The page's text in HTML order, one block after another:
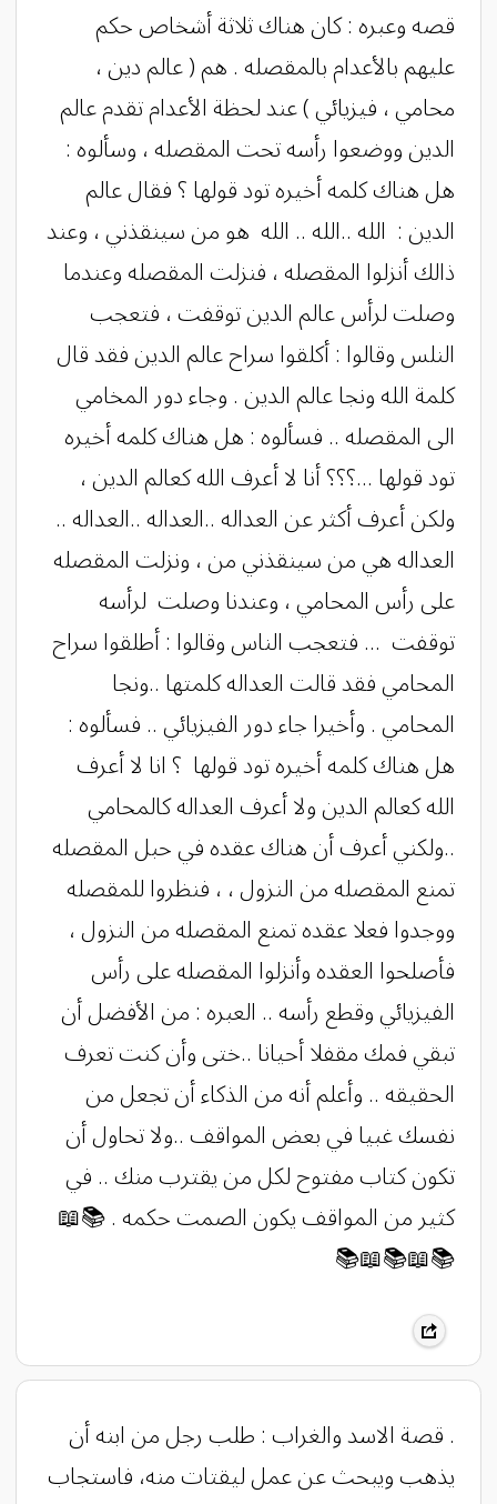
قصه وعبره : كان هناك ثلاثة أشخاص حكم
عليهم بالأعدام بالمقصله . هم ( عالم دين ،
محامي ، فيزيائي ) عند لحظة الأعدام تقدم عالم
الدين ووضعوا رأسه تحت المقصله ، وسألوه :
هل هناك كلمه أخيره تود قولها ؟ فقال عالم
الدين : الله ..الله .. الله هو من سينقذني ، وعند
ذالك أنزلوا المقصله ، فنزلت المقصله وعندما
وصلت لرأس عالم الدين توقفت ، فتعجب
النلس وقالوا : أكلقوا سراح عالم الدين فقد قال
كلمة الله ونجا عالم الدين . وجاء دور المخامي
الى المقصله .. فسألوه : هل هناك كلمه أخيره
تود قولها ...؟؟؟ أنا لا أعرف الله كعالم الدين ،
ولكن أعرف أكثر عن العداله ..العداله ..العداله ..
العداله هي من سينقذني من ، ونزلت المقصله
على رأس المحامي ، وعندنا وصلت لرأسه
توقفت ... فتعجب الناس وقالوا : أطلقوا سراح
المحامي فقد قالت العداله كلمتها ..ونجا
المحامي . وأخيرا جاء دور الفيزيائي .. فسألوه :
هل هناك كلمه أخيره تود قولها ؟ انا لا أعرف
الله كعالم الدين ولا أعرف العداله كالمحامي
..ولكني أعرف أن هناك عقده في حبل المقصله
تمنع المقصله من النزول ، ، فنظروا للمقصله
ووجدوا فعلا عقده تمنع المقصله من النزول ،
فأصلحوا العقده وأنزلوا المقصله على رأس
الفيزيائي وقطع رأسه .. العبره : من الأفضل أن
تبقي فمك مقفلا أحيانا ..ختى وأن كنت تعرف
الحقيقه .. وأعلم أنه من الذكاء أن تجعل من
نفسك غبيا في بعض المواقف ..ولا تحاول أن
تكون كتاب مفتوح لكل من يقترب منك .. في
كثير من المواقف يكون الصمت حكمه . 📚📖
📚📖📚📖📚
. قصة الاسد والغراب : طلب رجل من ابنه أن
يذهب ويبحث عن عمل ليقتات منه، فاستجاب